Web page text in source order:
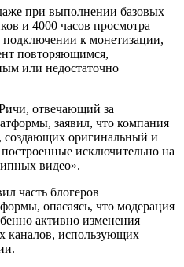
при выполнении базовых
и 4000 часов просмотра —
подключении к монетизации,
повторяющимся,
или недостаточно
отвечающий за
заявил, что компания
создающих оригинальный и
исключительно на
видео».
часть блогеров
опасаясь, что модерация
активно изменения
каналов, использующих